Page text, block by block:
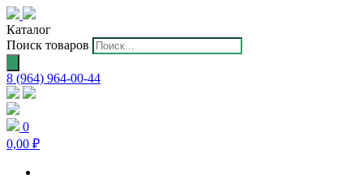
Каталог
Поиск товаров
8 (964) 964-00-44
0
0,00 ₽